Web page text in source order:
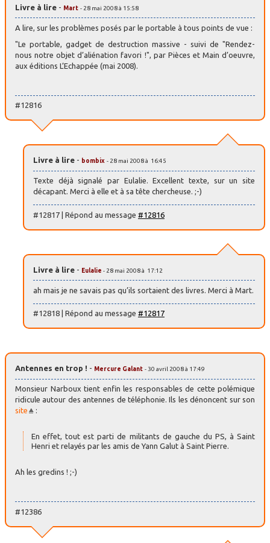
Livre à lire - Mart - 28 mai 2008 à 15:58
A lire, sur les problèmes posés par le portable à tous points de vue :
"Le portable, gadget de destruction massive - suivi de "Rendez-
nous notre objet d’aliénation favori !", par Pièces et Main d’oeuvre,
aux éditions L’Echappée (mai 2008).
#12816
Livre à lire - bombix - 28 mai 2008 à 16:45
Texte déjà signalé par Eulalie. Excellent texte, sur un site
décapant. Merci à elle et à sa tête chercheuse. ;-)
#12817 | Répond au message #12816
Livre à lire - Eulalie - 28 mai 2008 à 17:12
ah mais je ne savais pas qu’ils sortaient des livres. Merci à Mart.
#12818 | Répond au message #12817
Antennes en trop ! - Mercure Galant - 30 avril 2008 à 17:49
Monsieur Narboux tient enfin les responsables de cette polémique
ridicule autour des antennes de téléphonie. Ils les dénoncent sur son
site
:
En effet, tout est parti de militants de gauche du PS, à Saint
Henri et relayés par les amis de Yann Galut à Saint Pierre.
Ah les gredins ! ;-)
#12386